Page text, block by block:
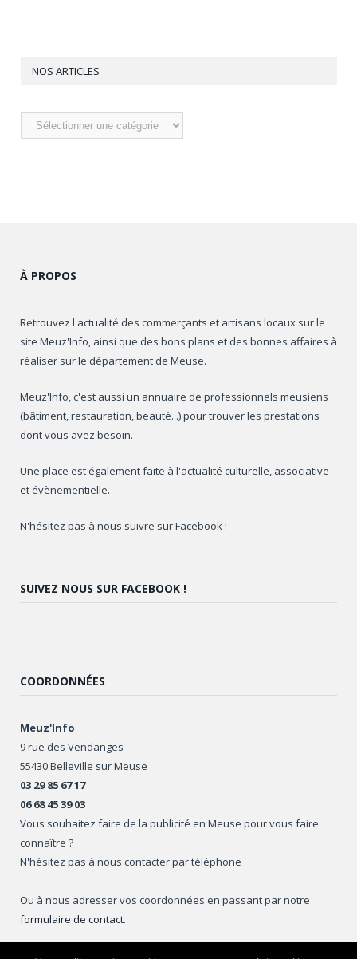
NOS ARTICLES
Nos
À PROPOS
Retrouvez l'actualité des commerçants et artisans locaux sur le
site Meuz'Info, ainsi que des bons plans et des bonnes affaires à
réaliser sur le département de Meuse.
Meuz'Info, c'est aussi un annuaire de professionnels meusiens
(bâtiment, restauration, beauté...) pour trouver les prestations
dont vous avez besoin.
Une place est également faite à l'actualité culturelle, associative
et évènementielle.
N'hésitez pas à nous suivre sur Facebook !
SUIVEZ NOUS SUR FACEBOOK !
COORDONNÉES
Meuz'Info
9 rue des Vendanges
55430 Belleville sur Meuse
03 29 85 67 17
06 68 45 39 03
Vous souhaitez faire de la publicité en Meuse pour vous faire
connaître ?
N'hésitez pas à nous contacter par téléphone
Ou à nous adresser vos coordonnées en passant par notre
formulaire de contact.